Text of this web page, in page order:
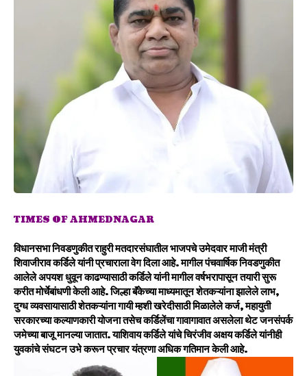
TIMES OF AHMEDNAGAR
विधानसभा निवडणुकीत राहुरी मतदारसंघातील भाजपचे उमेदवार माजी मंत्री
शिवाजीराव कर्डिले यांनी प्रचाराला वेग दिला आहे. मागील पंचवार्षिक निवडणुकीत
आलेले अपयश धुवून काढण्यासाठी कर्डिले यांनी मागील वर्षभरापासून तयारी सुरू
करीत मोर्चेबांधणी केली आहे. जिल्हा बॅंकेच्या माध्यमातून शेतकऱ्यांना झालेले लाभ,
दुग्ध व्यवसायासाठी शेतकऱ्यांना गायी म्हशी खरेदीसाठी मिळालेले कर्ज, महायुती
सरकारच्या कल्याणकारी योजना तसेच कर्डिलेंचा गावागावात असलेला थेट जनसंपर्क
जमेच्या बाजू मानल्या जातात. याशिवाय कर्डिले यांचे चिरंजीव अक्षय कर्डिले यांनीही
युवकांचे संघटन उभे करून प्रचार यंत्रणा अधिक गतिमान केली आहे.